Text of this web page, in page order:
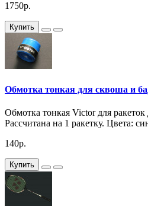
1750р.
Купить
Обмотка тонкая для сквоша и
Обмотка тонкая Victor для
Рассчитана на 1 ракетку. Цвета:
140р.
Купить